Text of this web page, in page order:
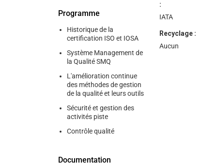
Programme
Historique de la
certification ISO et IOSA
Système Management de
la Qualité SMQ
L'amélioration continue
des méthodes de gestion
de la qualité et leurs outils
Sécurité et gestion des
activités piste
Contrôle qualité
Documentation
:
IATA
Recyclage :
Aucun